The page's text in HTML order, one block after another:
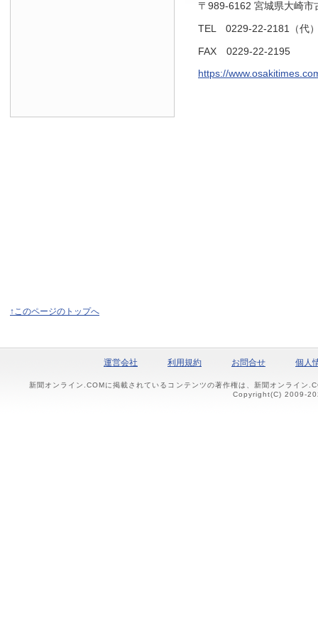
〒989-6162 宮城県大崎
TEL 0229-22-2181（代
FAX 0229-22-2195
https://
↑このページのトップへ
運営会社 利用規約 お問合せ 個人
新聞オンライン.COMに掲載されているコンテンツの著作権は、新聞オンライン
Copyright(C) 2009-